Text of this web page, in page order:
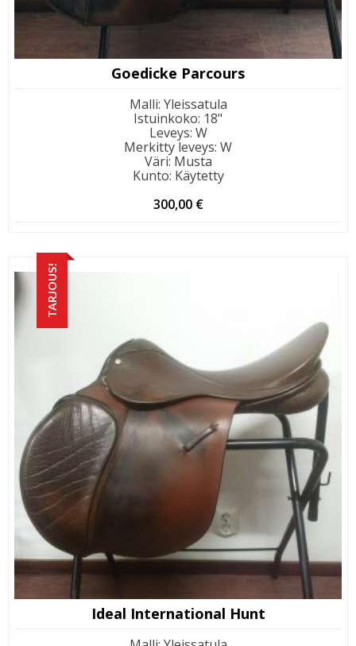
Goedicke Parcours
Malli: Yleissatula
Istuinkoko: 18"
Leveys: W
Merkitty leveys: W
Väri: Musta
Kunto: Käytetty
300,00 €
TARJOUS!
Ideal International Hunt